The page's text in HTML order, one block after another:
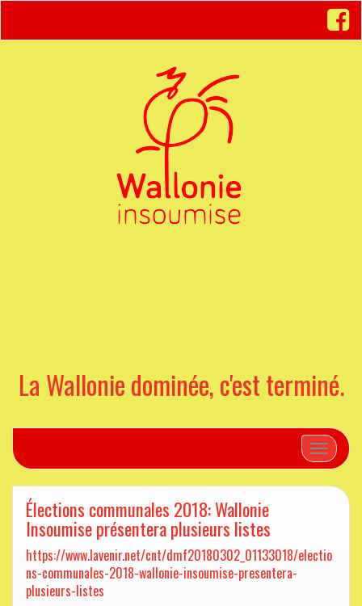
La Wallonie dominée, c'est terminé.
Toggle
Élections communales 2018: Wallonie
Insoumise présentera plusieurs listes
https://www.lavenir.net/cnt/dmf20180302_01133018/electio
ns-communales-2018-wallonie-insoumise-presentera-
plusieurs-listes